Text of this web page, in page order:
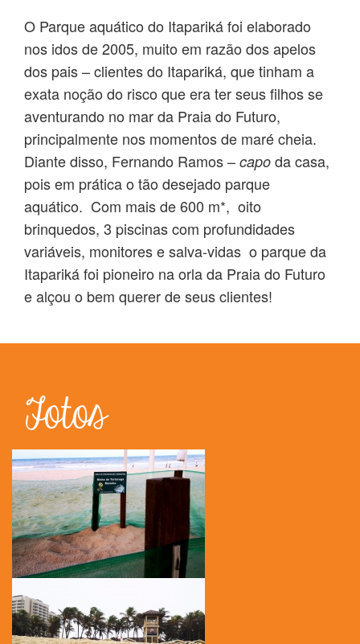
O Parque aquático do Itapariká foi elaborado
nos idos de 2005, muito em razão dos apelos
dos pais – clientes do Itapariká, que tinham a
exata noção do risco que era ter seus filhos se
aventurando no mar da Praia do Futuro,
principalmente nos momentos de maré cheia.
Diante disso, Fernando Ramos – capo da casa,
pois em prática o tão desejado parque
aquático. Com mais de 600 m*, oito
brinquedos, 3 piscinas com profundidades
variáveis, monitores e salva-vidas o parque da
Itapariká foi pioneiro na orla da Praia do Futuro
e alçou o bem querer de seus clientes!
Fotos